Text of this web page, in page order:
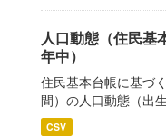
人口動態（住民基
年中）
住民基本台帳に基づ
間）の人口動態（出
CSV